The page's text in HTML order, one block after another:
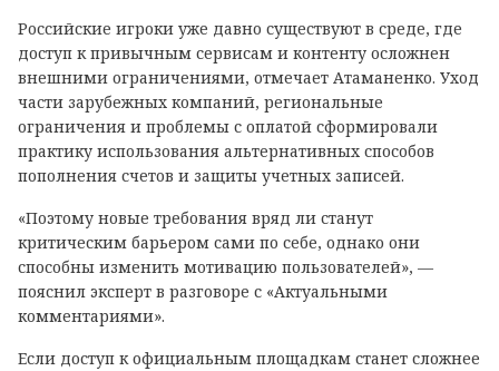
Российские игроки уже давно существуют в среде, где
доступ к привычным сервисам и контенту осложнен
внешними ограничениями, отмечает Атаманенко. Уход
части зарубежных компаний, региональные
ограничения и проблемы с оплатой сформировали
практику использования альтернативных способов
пополнения счетов и защиты учетных записей.
«Поэтому новые требования вряд ли станут
критическим барьером сами по себе, однако они
способны изменить мотивацию пользователей», —
пояснил эксперт в разговоре с «Актуальными
комментариями».
Если доступ к официальным площадкам станет сложнее